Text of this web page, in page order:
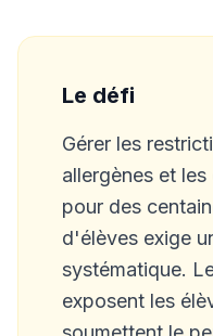
Le défi
Gérer les
allergènes et
pour des
d'élèves exige
systématique.
exposent les